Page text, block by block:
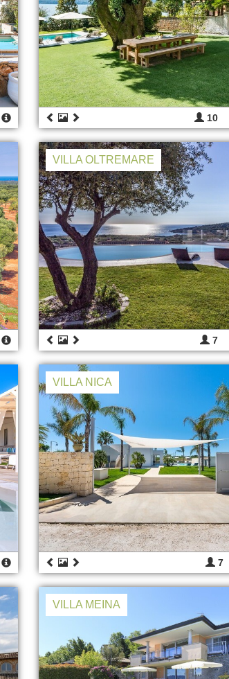
10
VILLA OLTREMARE
7
VILLA NICA
7
VILLA MEINA